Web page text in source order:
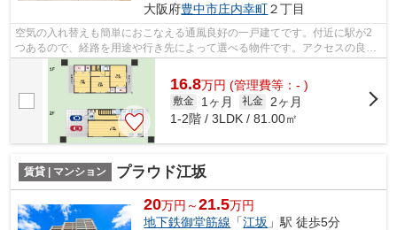
大阪府豊中市庄内幸町２丁目
空気の入れ替えも簡単におこなえる通風良好の一戸建てです。付近に駅が2
つあるので、経路を用途や行き先によって選べる物件です。アクセスの良い
徒歩9分の物件です。眺望良好で景色が...
16.8万円 (管理費等：- )
敷金 1ヶ月 礼金
2ヶ月
1-2階 / 3LDK / 81.00㎡
賃貸 | マンション プラウド江坂
20万円～21.5万円
地下鉄御堂筋線 「江坂 」駅 徒歩5分